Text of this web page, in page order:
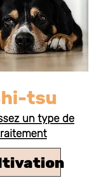
tsu
un type de